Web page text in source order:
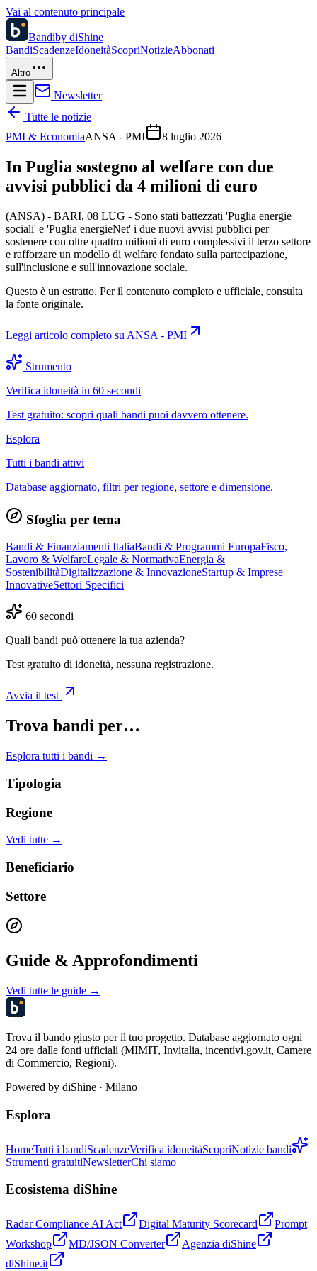
Vai al contenuto principale
Bandiby diShine
BandiScadenzeIdoneitàScopriNotizieAbbonati
Altro
Newsletter
Tutte le notizie
PMI & EconomiaANSA - PMI 8 luglio 2026
In Puglia sostegno al welfare con due
avvisi pubblici da 4 milioni di euro
(ANSA) - BARI, 08 LUG - Sono stati battezzati 'Puglia energie
sociali' e 'Puglia energieNet' i due nuovi avvisi pubblici per
sostenere con oltre quattro milioni di euro complessivi il terzo settore
e rafforzare un modello di welfare fondato sulla partecipazione,
sull'inclusione e sull'innovazione sociale.
Questo è un estratto. Per il contenuto completo e ufficiale, consulta
la fonte originale.
Leggi articolo completo su ANSA - PMI
Strumento
Verifica idoneità in 60 secondi
Test gratuito: scopri quali bandi puoi davvero ottenere.
Esplora
Tutti i bandi attivi
Database aggiornato, filtri per regione, settore e dimensione.
Sfoglia per tema
Bandi & Finanziamenti ItaliaBandi & Programmi EuropaFisco,
Lavoro & WelfareLegale & NormativaEnergia &
SostenibilitàDigitalizzazione & InnovazioneStartup & Imprese
InnovativeSettori Specifici
60 secondi
Quali bandi può ottenere la tua azienda?
Test gratuito di idoneità, nessuna registrazione.
Avvia il test
Trova bandi per…
Esplora tutti i bandi →
Tipologia
Regione
Vedi tutte →
Beneficiario
Settore
Guide & Approfondimenti
Vedi tutte le guide →
Trova il bando giusto per il tuo progetto. Database aggiornato ogni
24 ore dalle fonti ufficiali (MIMIT, Invitalia, incentivi.gov.it, Camere
di Commercio, Regioni).
Powered by diShine · Milano
Esplora
HomeTutti i bandiScadenzeVerifica idoneitàScopriNotizie bandi
Strumenti gratuitiNewsletterChi siamo
Ecosistema diShine
Radar Compliance AI Act Digital Maturity Scorecard
Prompt
Workshop
MD/JSON Converter
Agenzia diShine
diShine.it